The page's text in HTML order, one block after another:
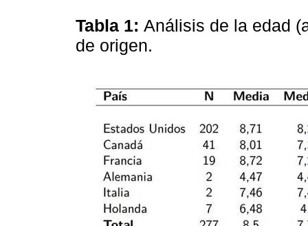
Tabla 1: Análisis de la edad
de origen.